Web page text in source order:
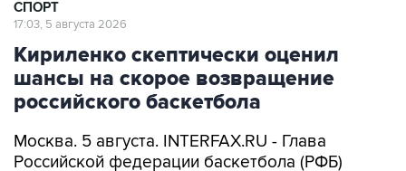
СПОРТ
17:03, 5 августа 2026
Кириленко скептически оценил
шансы на скорое возвращение
российского баскетбола
Москва. 5 августа. INTERFAX.RU - Глава
Российской федерации баскетбола (РФБ)